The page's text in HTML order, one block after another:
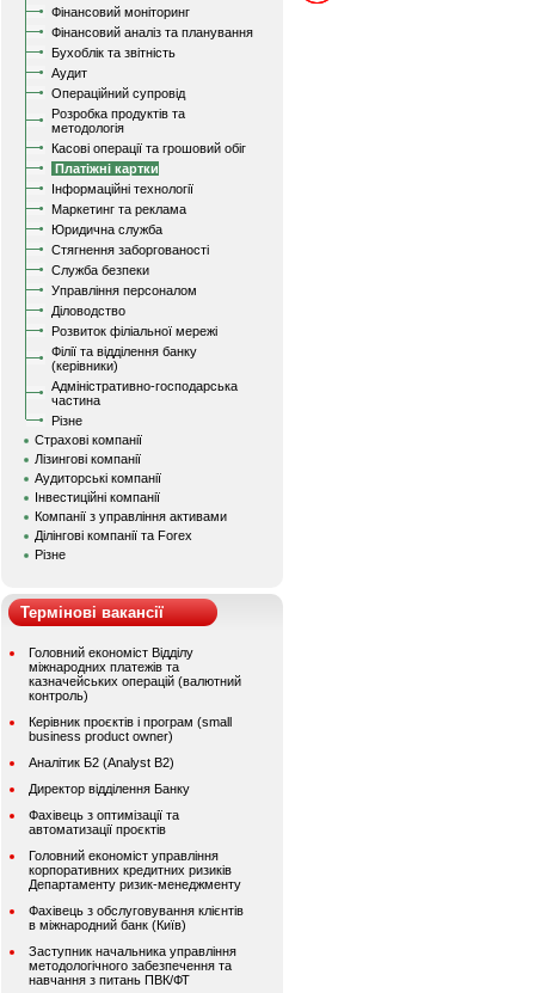
Фінансовий моніторинг
Фінансовий аналіз та планування
Бухоблік та звітність
Аудит
Операційний супровід
Розробка продуктів та
методологія
Касові операції та грошовий обіг
Платіжні картки
Інформаційні технології
Маркетинг та реклама
Юридична служба
Стягнення заборгованості
Служба безпеки
Управління персоналом
Діловодство
Розвиток філіальної мережі
Філії та відділення банку
(керівники)
Адміністративно-господарська
частина
Різне
Страхові компанії
Лізингові компанії
Аудиторські компанії
Інвестиційні компанії
Компанії з управління активами
Ділінгові компанії та Forex
Різне
Термінові вакансії
Головний економіст Відділу
міжнародних платежів та
казначейських операцій (валютний
контроль)
Керівник проєктів і програм (small
business product owner)
Аналітик Б2 (Analyst B2)
Директор відділення Банку
Фахівець з оптимізації та
автоматизації проєктів
Головний економіст управління
корпоративних кредитних ризиків
Департаменту ризик-менеджменту
Фахівець з обслуговування клієнтів
в міжнародний банк (Київ)
Заступник начальника управління
методологічного забезпечення та
навчання з питань ПВК/ФТ